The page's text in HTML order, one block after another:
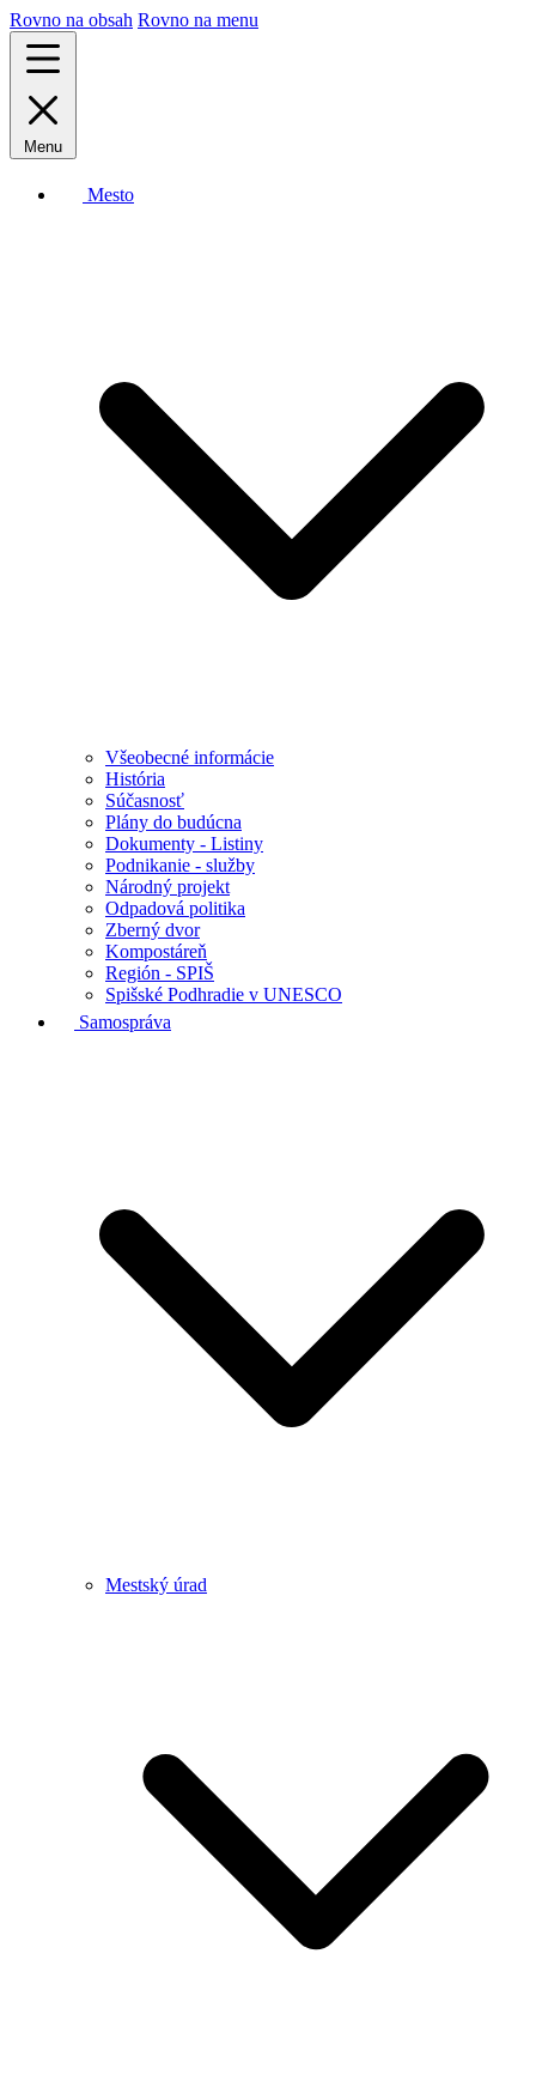
Rovno na obsah Rovno na menu
Menu
Mesto
Všeobecné informácie
História
Súčasnosť
Plány do budúcna
Dokumenty - Listiny
Podnikanie - služby
Národný projekt
Odpadová politika
Zberný dvor
Kompostáreň
Región - SPIŠ
Spišské Podhradie v UNESCO
Samospráva
Mestský úrad